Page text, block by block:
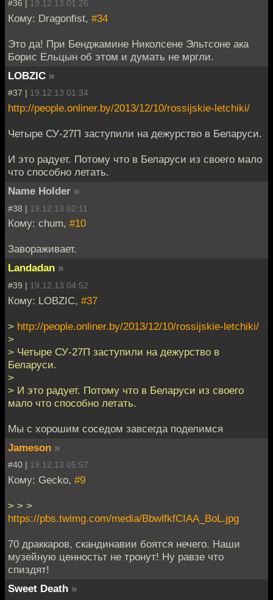
#36 | 19.12.13 01:26
Кому: Dragonfist, #34
Это да! При Бенджамине Николсене Эльтсоне ака
Борис Ельцын об этом и думать не мргли.
LOBZIC »
#37 | 19.12.13 01:34
http://people.onliner.by/2013/12/10/rossijskie-letchiki/
Четыре СУ-27П заступили на дежурство в Беларуси.
И это радует. Потому что в Беларуси из своего мало
что способно летать.
Name Holder »
#38 | 19.12.13 02:11
Кому: chum, #10
Завораживает.
Landadan »
#39 | 19.12.13 04:52
Кому: LOBZIC, #37
> http://people.onliner.by/2013/12/10/rossijskie-letchiki/
>
> Четыре СУ-27П заступили на дежурство в
Беларуси.
>
> И это радует. Потому что в Беларуси из своего
мало что способно летать.
Мы с хорошим соседом завсегда поделимся
Jameson »
#40 | 19.12.13 05:57
Кому: Gecko, #9
> > >
https://pbs.twimg.com/media/BbwlfkfCIAA_BoL.jpg
70 драккаров, скандинавии боятся нечего. Наши
музейную ценностьт не тронут! Ну равзе что
спиздят!
Sweet Death »